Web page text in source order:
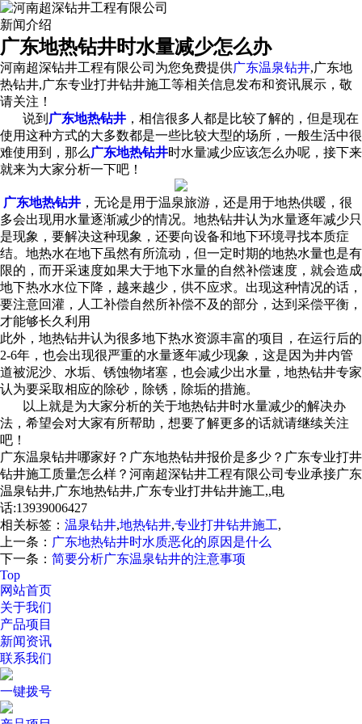
新闻介绍
广东地热钻井时水量减少怎么办
河南超深钻井工程有限公司为您免费提供广东温泉钻井,广东地
热钻井,广东专业打井钻井施工等相关信息发布和资讯展示，敬
请关注！
说到 广东地热钻井 ，相信很多人都是比较了解的，但是现在
使用这种方式的大多数都是一些比较大型的场所，一般生活中很
难使用到，那么 广东地热钻井时水量减少应该怎么办呢，接下来
就来为大家分析一下吧！
广东地热钻井 ，无论是用于温泉旅游，还是用于地热供暖，很
多会出现用水量逐渐减少的情况。地热钻井认为水量逐年减少只
是现象，要解决这种现象，还要向设备和地下环境寻找本质症
结。地热水在地下虽然有所流动，但一定时期的地热水量也是有
限的，而开采速度如果大于地下水量的自然补偿速度，就会造成
地下热水水位下降，越来越少，供不应求。出现这种情况的话，
要注意回灌，人工补偿自然所补偿不及的部分，达到采偿平衡，
才能够长久利用
此外，地热钻井认为很多地下热水资源丰富的项目，在运行后的
2-6年，也会出现很严重的水量逐年减少现象，这是因为井内管
道被泥沙、水垢、锈蚀物堵塞，也会减少出水量，地热钻井专家
认为要采取相应的除砂，除锈，除垢的措施。
以上就是为大家分析的关于地热钻井时水量减少的解决办
法，希望会对大家有所帮助，想要了解更多的话就请继续关注
吧！
广东温泉钻井哪家好？广东地热钻井报价是多少？广东专业打井
钻井施工质量怎么样？河南超深钻井工程有限公司专业承接广东
温泉钻井,广东地热钻井,广东专业打井钻井施工,,电
话:13939006427
相关标签： 温泉钻井,地热钻井,专业打井钻井施工,
上一条： 广东地热钻井时水质恶化的原因是什么
下一条： 简要分析广东温泉钻井的注意事项
Top
网站首页
关于我们
产品项目
新闻资讯
联系我们
一键拨号